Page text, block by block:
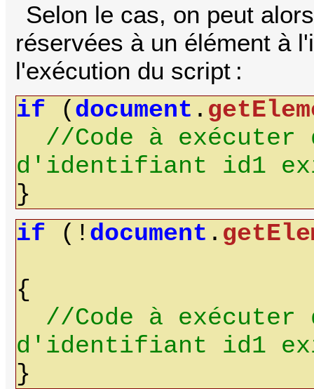
Selon le cas, on peut
réservées à un élément à
l'exécution du script :
if (document .
//Code à exécuter
d'identifiant id1
}
if (! document .
{
//Code à exécuter
d'identifiant id1
}